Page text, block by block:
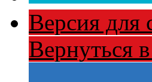
Версия для
Вернуться